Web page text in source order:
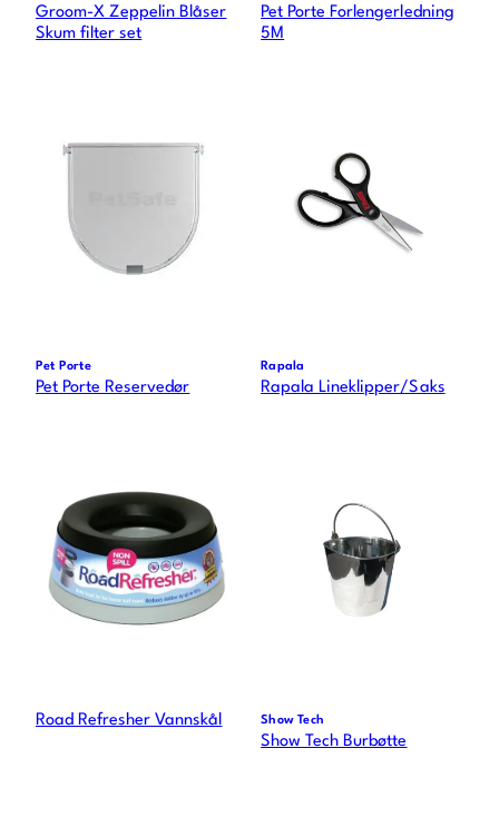
Groom-X Zeppelin Blåser
Skum filter set
Pet Porte Forlengerledning
5M
Pet Porte
Pet Porte Reservedør
Rapala
Rapala Lineklipper/Saks
Road Refresher Vannskål Show Tech
Show Tech Burbøtte